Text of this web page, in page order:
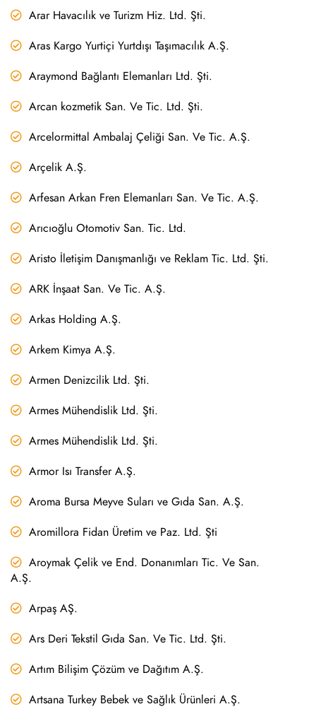
Arar Havacılık ve Turizm Hiz. Ltd. Şti.
Aras Kargo Yurtiçi Yurtdışı Taşımacılık A.Ş.
Araymond Bağlantı Elemanları Ltd. Şti.
Arcan kozmetik San. Ve Tic. Ltd. Şti.
Arcelormittal Ambalaj Çeliği San. Ve Tic. A.Ş.
Arçelik A.Ş.
Arfesan Arkan Fren Elemanları San. Ve Tic. A.Ş.
Arıcıoğlu Otomotiv San. Tic. Ltd.
Aristo İletişim Danışmanlığı ve Reklam Tic. Ltd. Şti.
ARK İnşaat San. Ve Tic. A.Ş.
Arkas Holding A.Ş.
Arkem Kimya A.Ş.
Armen Denizcilik Ltd. Şti.
Armes Mühendislik Ltd. Şti.
Armes Mühendislik Ltd. Şti.
Armor Isı Transfer A.Ş.
Aroma Bursa Meyve Suları ve Gıda San. A.Ş.
Aromillora Fidan Üretim ve Paz. Ltd. Şti
Aroymak Çelik ve End. Donanımları Tic. Ve San.
A.Ş.
Arpaş AŞ.
Ars Deri Tekstil Gıda San. Ve Tic. Ltd. Şti.
Artım Bilişim Çözüm ve Dağıtım A.Ş.
Artsana Turkey Bebek ve Sağlık Ürünleri A.Ş.